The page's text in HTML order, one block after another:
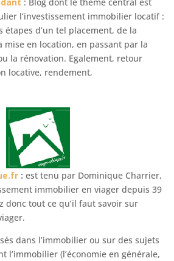
l’investissement immobilier locatif :
d’un tel placement, de la
mise en location, en passant par la
la rénovation. Egalement, retour
locative, rendement,
:est tenu par Dominique Charrier,
immobilier en viager depuis 39
donc tout ce qu’il faut savoir sur
dans l’immobilier ou sur des sujets
l’immobilier (l’économie en générale,